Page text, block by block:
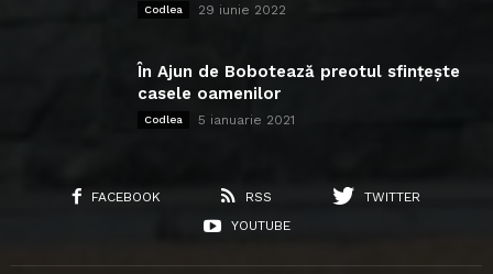
Codlea 29 iunie 2022
În Ajun de Bobotează preotul sfințește
casele oamenilor
Codlea 5 ianuarie 2021
FACEBOOK RSS
TWITTER
YOUTUBE